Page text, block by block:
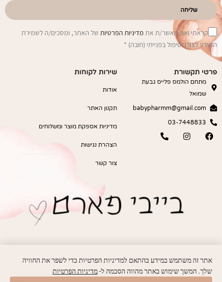
שליחה
קראתי ואני מאשר/ת את מדיניות הפרטיות של האתר, ומסכים/ה לשמירת
המידע לצורך טיפול בפנייתי (חובה) *
פרטי תקשורת
מתחם הולמס פלייס גבעת
שמואל
babypharmm@gmail.com
03-7448833
שירות לקוחות
אודות
תקנון האתר
מדיניות אספקת מוצר ומשלוחים
הצהרת נגישות
צור קשר
אתר זה משתמש במידע בהתאם למדיניות הפרטיות כדי לשפר את החוויה
שלך. המשך שימוש באתר מהווה הסכמה ל-מדיניות הפרטיות